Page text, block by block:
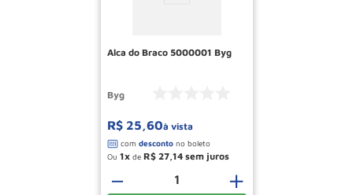
Alca do Braco 5000001 Byg
Byg
R$ 25,60à vista
Ou 1 de R$ 27,14
＋
－